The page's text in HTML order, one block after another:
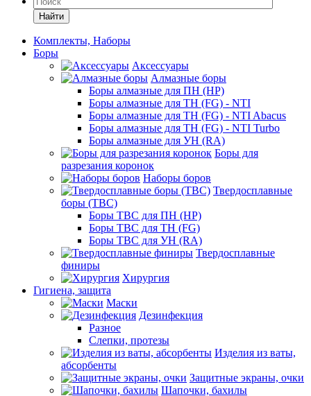
Найти
Комплекты, Наборы
Боры
Аксессуары
Алмазные боры
Боры алмазные для ПН (HP)
Боры алмазные для ТН (FG) - NTI
Боры алмазные для ТН (FG) - NTI Abacus
Боры алмазные для ТН (FG) - NTI Turbo
Боры алмазные для УН (RA)
Боры для
разрезания коронок
Наборы боров
Твердосплавные
боры (ТВС)
Боры ТВС для ПН (HP)
Боры ТВС для ТН (FG)
Боры ТВС для УН (RA)
Твердосплавные
финиры
Хирургия
Гигиена, защита
Маски
Дезинфекция
Разное
Слепки, протезы
Изделия из ваты,
абсорбенты
Защитные экраны, очки
Шапочки, бахилы